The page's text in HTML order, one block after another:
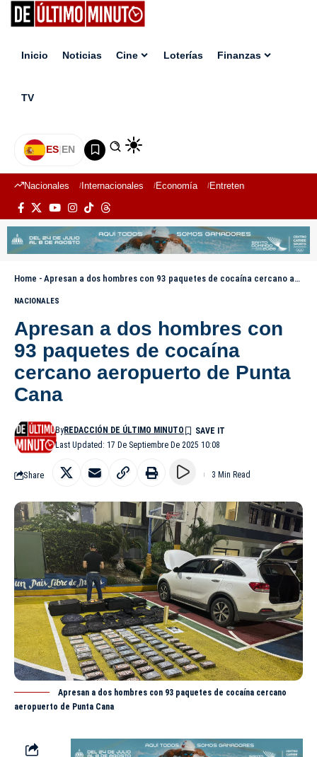
Inicio Noticias Cine Loterías Finanzas
TV
ES|EN
Nacionales Internacionales Economía Entretenimiento
Home - Apresan a dos hombres con 93 paquetes de cocaína cercano aeropuerto de Punta Cana
NACIONALES
Apresan a dos hombres con
93 paquetes de cocaína
cercano aeropuerto de Punta
Cana
Last Updated: 17 De Septiembre De 2025 10:08
ByREDACCIÓN DE ÚLTIMO MINUTO
Share 3 Min Read
Apresan a dos hombres con 93 paquetes de cocaína cercano
aeropuerto de Punta Cana